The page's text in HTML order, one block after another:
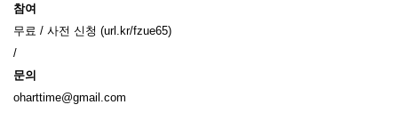
참여
무료 / 사전 신청 (url.kr/fzue65)
/
문의
oharttime@gmail.com